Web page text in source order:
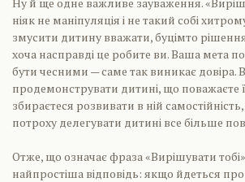
ніяк не маніпуляція і не такий собі
змусити дитину вважати, буцімто
хоча насправді це робите ви. Ваша мета
бути чесними — саме так виникає довіра.
продемонструвати дитині, що поважаєте
збираєтеся розвивати в ній
потроху делегувати дитині все більше
Отже, що означає фраза «Вирішувати
найпростіша відповідь: якщо йдеться